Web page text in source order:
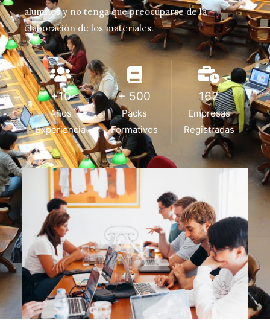
alumnos y no tenga que preocuparse de la
elaboración de los materiales.
+10
Años
Experiencia
+ 500
Packs
Formativos
162
Empresas
Registradas